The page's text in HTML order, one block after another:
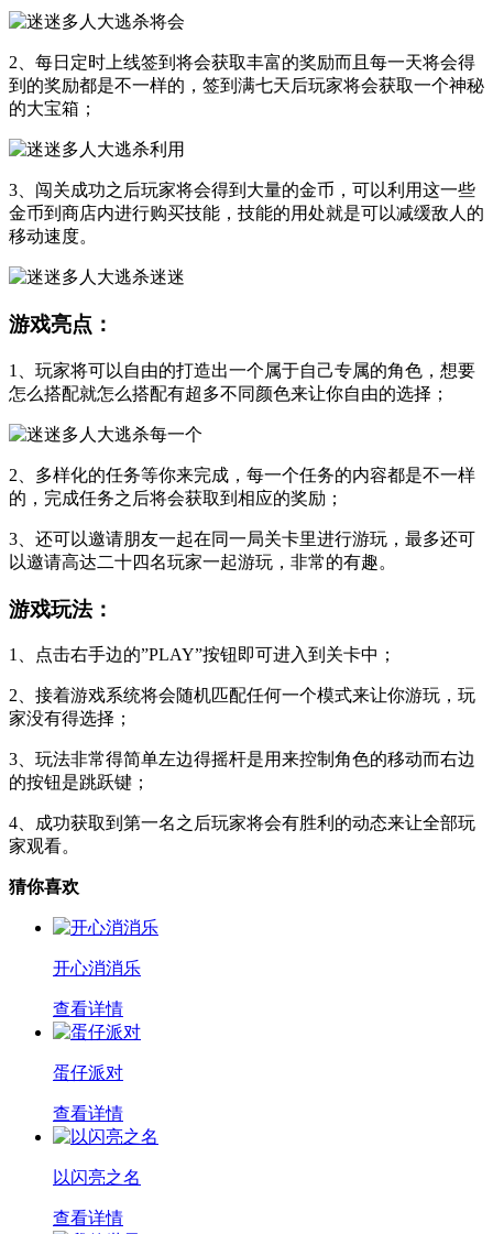
2、每日定时上线签到将会获取丰富的奖励而且每一天将会得
到的奖励都是不一样的，签到满七天后玩家将会获取一个神秘
的大宝箱；
3、闯关成功之后玩家将会得到大量的金币，可以利用这一些
金币到商店内进行购买技能，技能的用处就是可以减缓敌人的
移动速度。
游戏亮点：
1、玩家将可以自由的打造出一个属于自己专属的角色，想要
怎么搭配就怎么搭配有超多不同颜色来让你自由的选择；
2、多样化的任务等你来完成，每一个任务的内容都是不一样
的，完成任务之后将会获取到相应的奖励；
3、还可以邀请朋友一起在同一局关卡里进行游玩，最多还可
以邀请高达二十四名玩家一起游玩，非常的有趣。
游戏玩法：
1、点击右手边的”PLAY”按钮即可进入到关卡中；
2、接着游戏系统将会随机匹配任何一个模式来让你游玩，玩
家没有得选择；
3、玩法非常得简单左边得摇杆是用来控制角色的移动而右边
的按钮是跳跃键；
4、成功获取到第一名之后玩家将会有胜利的动态来让全部玩
家观看。
猜你喜欢
开心消消乐
查看详情
蛋仔派对
查看详情
以闪亮之名
查看详情